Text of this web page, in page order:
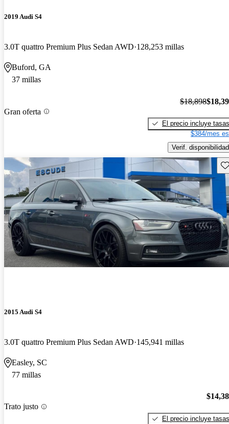
2019 Audi S4
3.0T quattro Premium Plus Sedan AWD 128,253 millas
Buford, GA
37 millas
Gran oferta
$18,898
El precio incluye tasas
$384/mes
Verif. disponibilidad
2015 Audi S4
3.0T quattro Premium Plus Sedan AWD 145,941 millas
Easley, SC
77 millas
Trato justo
El precio incluye tasas